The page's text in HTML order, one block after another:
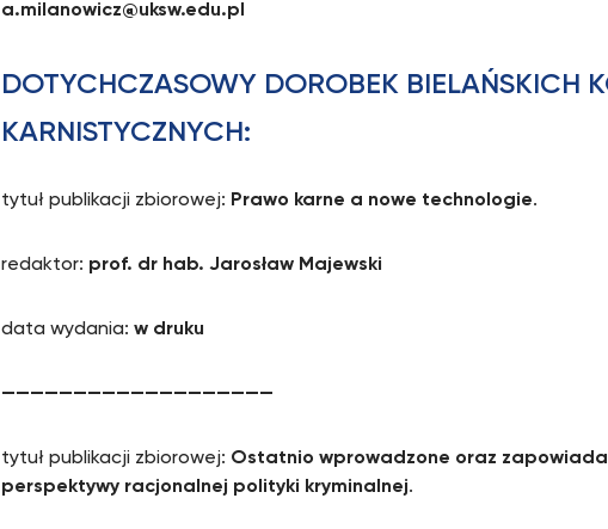
a.milanowicz@uksw.edu.pl
DOTYCHCZASOWY DOROBEK BIELAŃSKICH
KARNISTYCZNYCH:
tytuł publikacji zbiorowej: Prawo karne a nowe technologie.
redaktor: prof. dr hab. Jarosław Majewski
data wydania:w druku
———————————————————
tytuł publikacji zbiorowej: Ostatnio wprowadzone oraz
perspektywy racjonalnej polityki kryminalnej.